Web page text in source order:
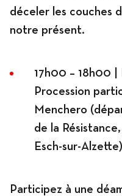
déceler les couches
notre présent.
17h00 – 18h00 |
Procession
Menchero
de la
Esch-sur-
Participez à une